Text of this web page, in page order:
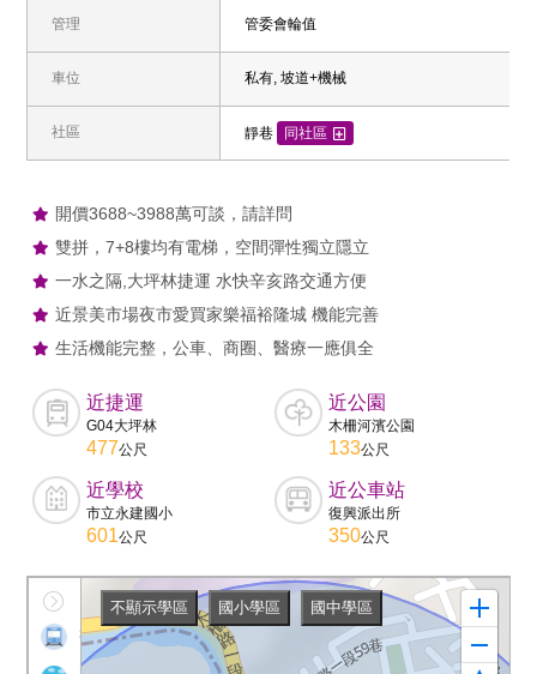
管理 管委會輪值
車位 私有, 坡道+機械
社區 靜巷 同社區
開價3688~3988萬可談，請詳問
雙拼，7+8樓均有電梯，空間彈性獨立隱立
一水之隔,大坪林捷運 水快辛亥路交通方便
近景美市場夜市愛買家樂福裕隆城 機能完善
生活機能完整，公車、商圈、醫療一應俱全
近捷運
G04大坪林
477公尺
近公園
木柵河濱公園
133公尺
近學校
市立永建國小
601公尺
近公車站
復興派出所
350公尺